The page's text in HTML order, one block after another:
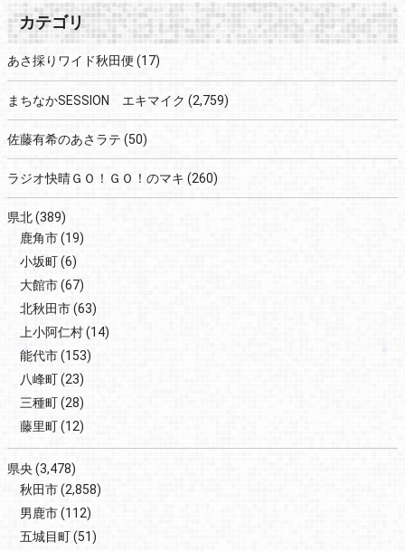
カテゴリ
あさ採りワイド秋田便 (17)
まちなかSESSION エキマイク (2,759)
佐藤有希のあさラテ (50)
ラジオ快晴ＧＯ！ＧＯ！のマキ (260)
県北(389)
鹿角市(19)
小坂町(6)
大館市(67)
北秋田市(63)
上小阿仁村(14)
能代市(153)
八峰町(23)
三種町(28)
藤里町(12)
県央(3,478)
秋田市(2,858)
男鹿市(112)
五城目町(51)